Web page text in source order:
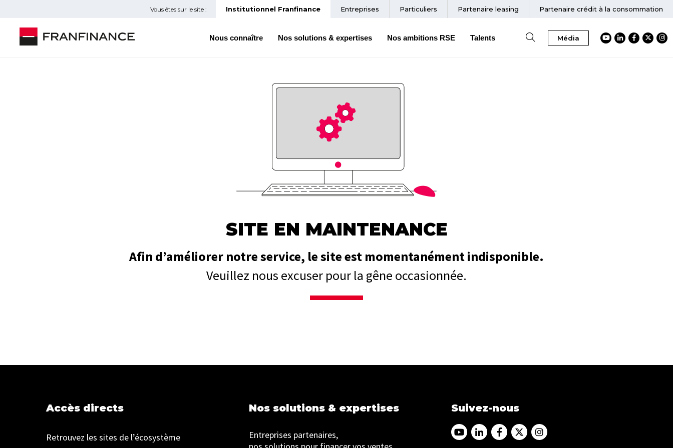
Vous êtes sur le site : Institutionnel Franfinance Entreprises Particuliers Partenaire leasing Partenaire crédit à la consommation
Nous connaître Nos solutions & expertises Nos ambitions RSE Talents Média Accéder au
Accéder au
Accéder
SITE EN MAINTENANCE
Afin d’améliorer notre service, le site est momentanément indisponible.
Veuillez nous excuser pour la gêne occasionnée.
Accès directs
Retrouvez les sites de l’écosystème
Nos solutions & expertises
Entreprises partenaires,
Suivez-nous
Accéder au Youtube Franfinance
Accéder au Linkedin Franfinance
Accéder au Facebook Franfinance
Accéder au Twitter Franfinance
Accéder au Instagram